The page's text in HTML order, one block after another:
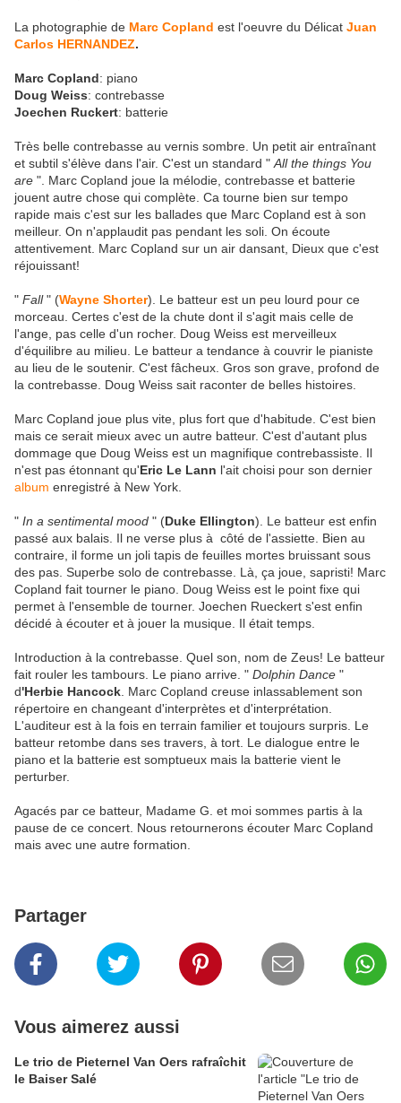
La photographie de Marc Copland est l'oeuvre du Délicat Juan
Carlos HERNANDEZ.
Marc Copland: piano
Doug Weiss: contrebasse
Joechen Ruckert: batterie
Très belle contrebasse au vernis sombre. Un petit air entraînant
et subtil s'élève dans l'air. C'est un standard " All the things You
are ". Marc Copland joue la mélodie, contrebasse et batterie
jouent autre chose qui complète. Ca tourne bien sur tempo
rapide mais c'est sur les ballades que Marc Copland est à son
meilleur. On n'applaudit pas pendant les soli. On écoute
attentivement. Marc Copland sur un air dansant, Dieux que c'est
réjouissant!
" Fall" (Wayne Shorter). Le batteur est un peu lourd pour ce
morceau. Certes c'est de la chute dont il s'agit mais celle de
l'ange, pas celle d'un rocher. Doug Weiss est merveilleux
d'équilibre au milieu. Le batteur a tendance à couvrir le pianiste
au lieu de le soutenir. C'est fâcheux. Gros son grave, profond de
la contrebasse. Doug Weiss sait raconter de belles histoires.
Marc Copland joue plus vite, plus fort que d'habitude. C'est bien
mais ce serait mieux avec un autre batteur. C'est d'autant plus
dommage que Doug Weiss est un magnifique contrebassiste. Il
n'est pas étonnant qu'Eric Le Lann l'ait choisi pour son dernier
album enregistré à New York.
" In a sentimental mood " (Duke Ellington). Le batteur est enfin
passé aux balais. Il ne verse plus à côté de l'assiette. Bien au
contraire, il forme un joli tapis de feuilles mortes bruissant sous
des pas. Superbe solo de contrebasse. Là, ça joue, sapristi! Marc
Copland fait tourner le piano. Doug Weiss est le point fixe qui
permet à l'ensemble de tourner. Joechen Rueckert s'est enfin
décidé à écouter et à jouer la musique. Il était temps.
Introduction à la contrebasse. Quel son, nom de Zeus! Le batteur
fait rouler les tambours. Le piano arrive. " Dolphin Dance "
d'Herbie Hancock . Marc Copland creuse inlassablement son
répertoire en changeant d'interprètes et d'interprétation.
L'auditeur est à la fois en terrain familier et toujours surpris. Le
batteur retombe dans ses travers, à tort. Le dialogue entre le
piano et la batterie est somptueux mais la batterie vient le
perturber.
Agacés par ce batteur, Madame G. et moi sommes partis à la
pause de ce concert. Nous retournerons écouter Marc Copland
mais avec une autre formation.
Partager
Vous aimerez aussi
Le trio de Pieternel Van Oers rafraîchit
le Baiser Salé